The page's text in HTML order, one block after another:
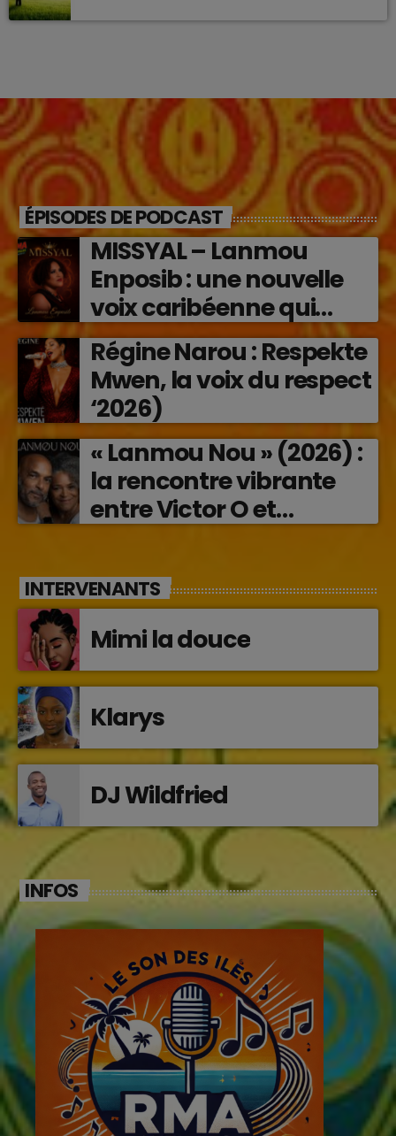
ÉPISODES DE PODCAST
MISSYAL – Lanmou
Enposib : une nouvelle
voix caribéenne qui
transforme les émotions
en musique (2026)
Régine Narou : Respekte
Mwen, la voix du respect
‘2026)
« Lanmou Nou » (2026) :
la rencontre vibrante
entre Victor O et
INTERVENANTS
Mimi la douce
Klarys
DJ Wildfried
INFOS